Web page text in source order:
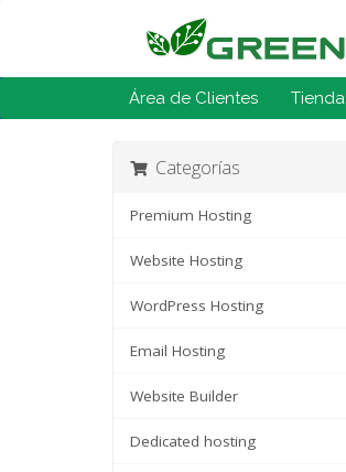
Área de Clientes Tienda
Categorías
Premium Hosting
Website Hosting
WordPress Hosting
Email Hosting
Website Builder
Dedicated hosting